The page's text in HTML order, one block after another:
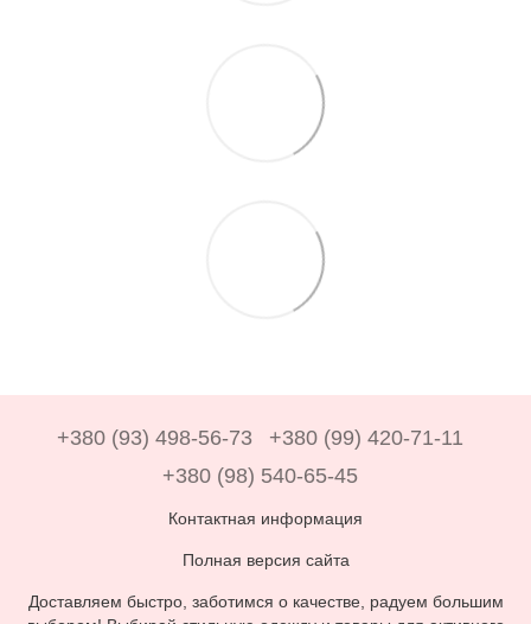
+380 (93) 498-56-73
+380 (99) 420-71-11
+380 (98) 540-65-45
Контактная информация
Полная версия сайта
Доставляем быстро, заботимся о качестве, радуем большим